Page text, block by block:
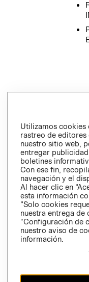
Perú (S/)
CAMBIAR REGIÓN
Utilizamos cookies
rastreo de
nuestro sitio web,
entregar
boletines
Con ese fin,
navegación y el
Al hacer clic en
esta información
“Solo cookies
nuestra entrega de
“Configuración de
nuestro aviso de
información.